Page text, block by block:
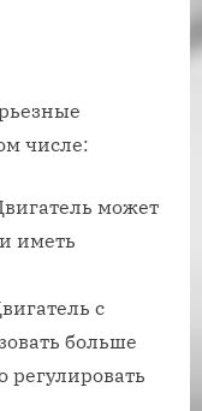
числе:
может
иметь
с
больше
регулировать